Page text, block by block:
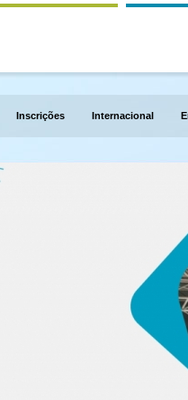
Inscrições Internacional